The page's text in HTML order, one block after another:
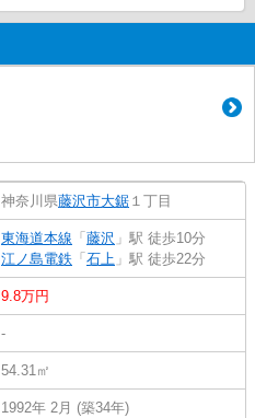
神奈川県藤沢市大鋸 １丁目
東海道本線 「 藤沢 」駅 徒歩10分
江ノ島電鉄 「 石上 」駅 徒歩22分
9.8万円
-
54.31㎡
1992年 2月 (築34年)